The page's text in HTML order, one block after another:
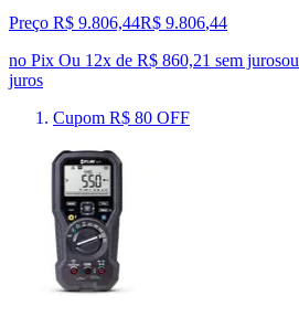
Preço R$ 9.806,44R$ 9.806,44
no Pix Ou 12x de R$ 860,21 sem jurosou
juros
Cupom R$ 80 OFF